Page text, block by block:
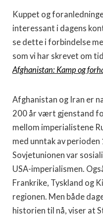
Kuppet og
interessant i dagens
se dette i forbindelse
som vi har skrevet om
Afghanistan: Kamp og
Afghanistan og Iran er
200 år vært gjenstand
mellom imperialistene
med unntak av
Sovjetunionen var
USA-imperialismen.
Frankrike, Tyskland og
regionen. Men både
historien til nå, viser at